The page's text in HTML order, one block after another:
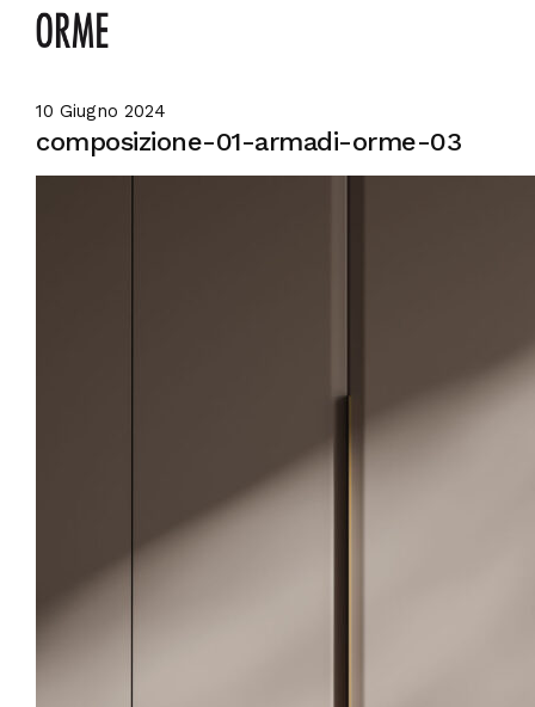
10 Giugno 2024
composizione-01-armadi-orme-03